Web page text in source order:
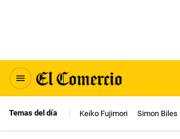
Temas del día Keiko Fujimori Simon Biles